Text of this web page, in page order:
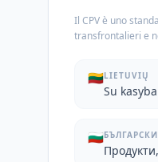
Il CPV è uno
transfrontalieri e
🇱🇹LIETUVIŲ
Su
🇧🇬БЪЛГАРСКИ